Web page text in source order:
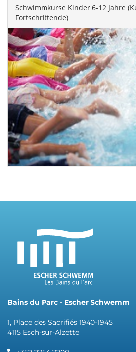
Schwimmkurse Kinder 6-12 Jahre
Fortschrittende)
Bains du Parc - Escher Schwemm
1, Place des Sacrifiés 1940-1945
4115 Esch-sur-Alzette